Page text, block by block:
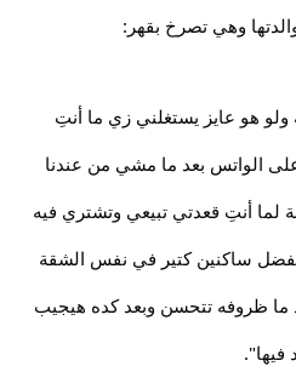
وهي تصرخ بقهر:
ولو هو عايز يستغلني زي ما أنتِ
الواتس بعد ما مشي من عندنا
لما أنتِ قعدتي تبيعي وتشتري فيه
ساكنين كتير في نفس الشقة
ظروفه تتحسن وبعد كده هيجيب